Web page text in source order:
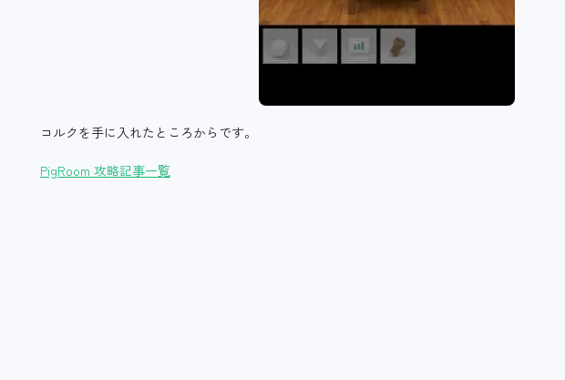
コルクを手に入れたところからです。
PigRoom 攻略記事一覧